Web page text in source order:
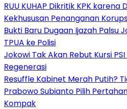
RUU KUHAP Dikritik KPK karena
Kekhususan Penanganan
Bukti Baru Dugaan Ijazah Palsu
TPUA ke Polisi
Jokowi Tak Akan Rebut Kursi
Regenerasi
Resuffle Kabinet Merah Putih?
Prabowo Subianto Pilih
Kompak